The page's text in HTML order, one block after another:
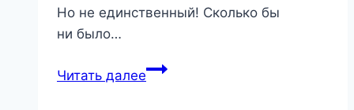
Но не единственный! Сколько бы
ни было…
Читать далееВарианты